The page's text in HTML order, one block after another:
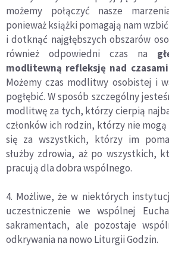
możemy połączyć nasze
ponieważ książki pomagają nam
i dotknąć najgłębszych obszarów
również odpowiedni czas na
modlitewną refleksję nad
Możemy czas modlitwy osobistej i
pogłębić. W sposób szczególny
modlitwę za tych, którzy cierpią
członków ich rodzin, którzy nie
się za wszystkich, którzy im
służby zdrowia, aż po wszystkich,
pracują dla dobra wspólnego.
4. Możliwe, że w niektórych
uczestniczenie we wspólnej
sakramentach, ale pozostaje
odkrywania na nowo Liturgii Godzin.